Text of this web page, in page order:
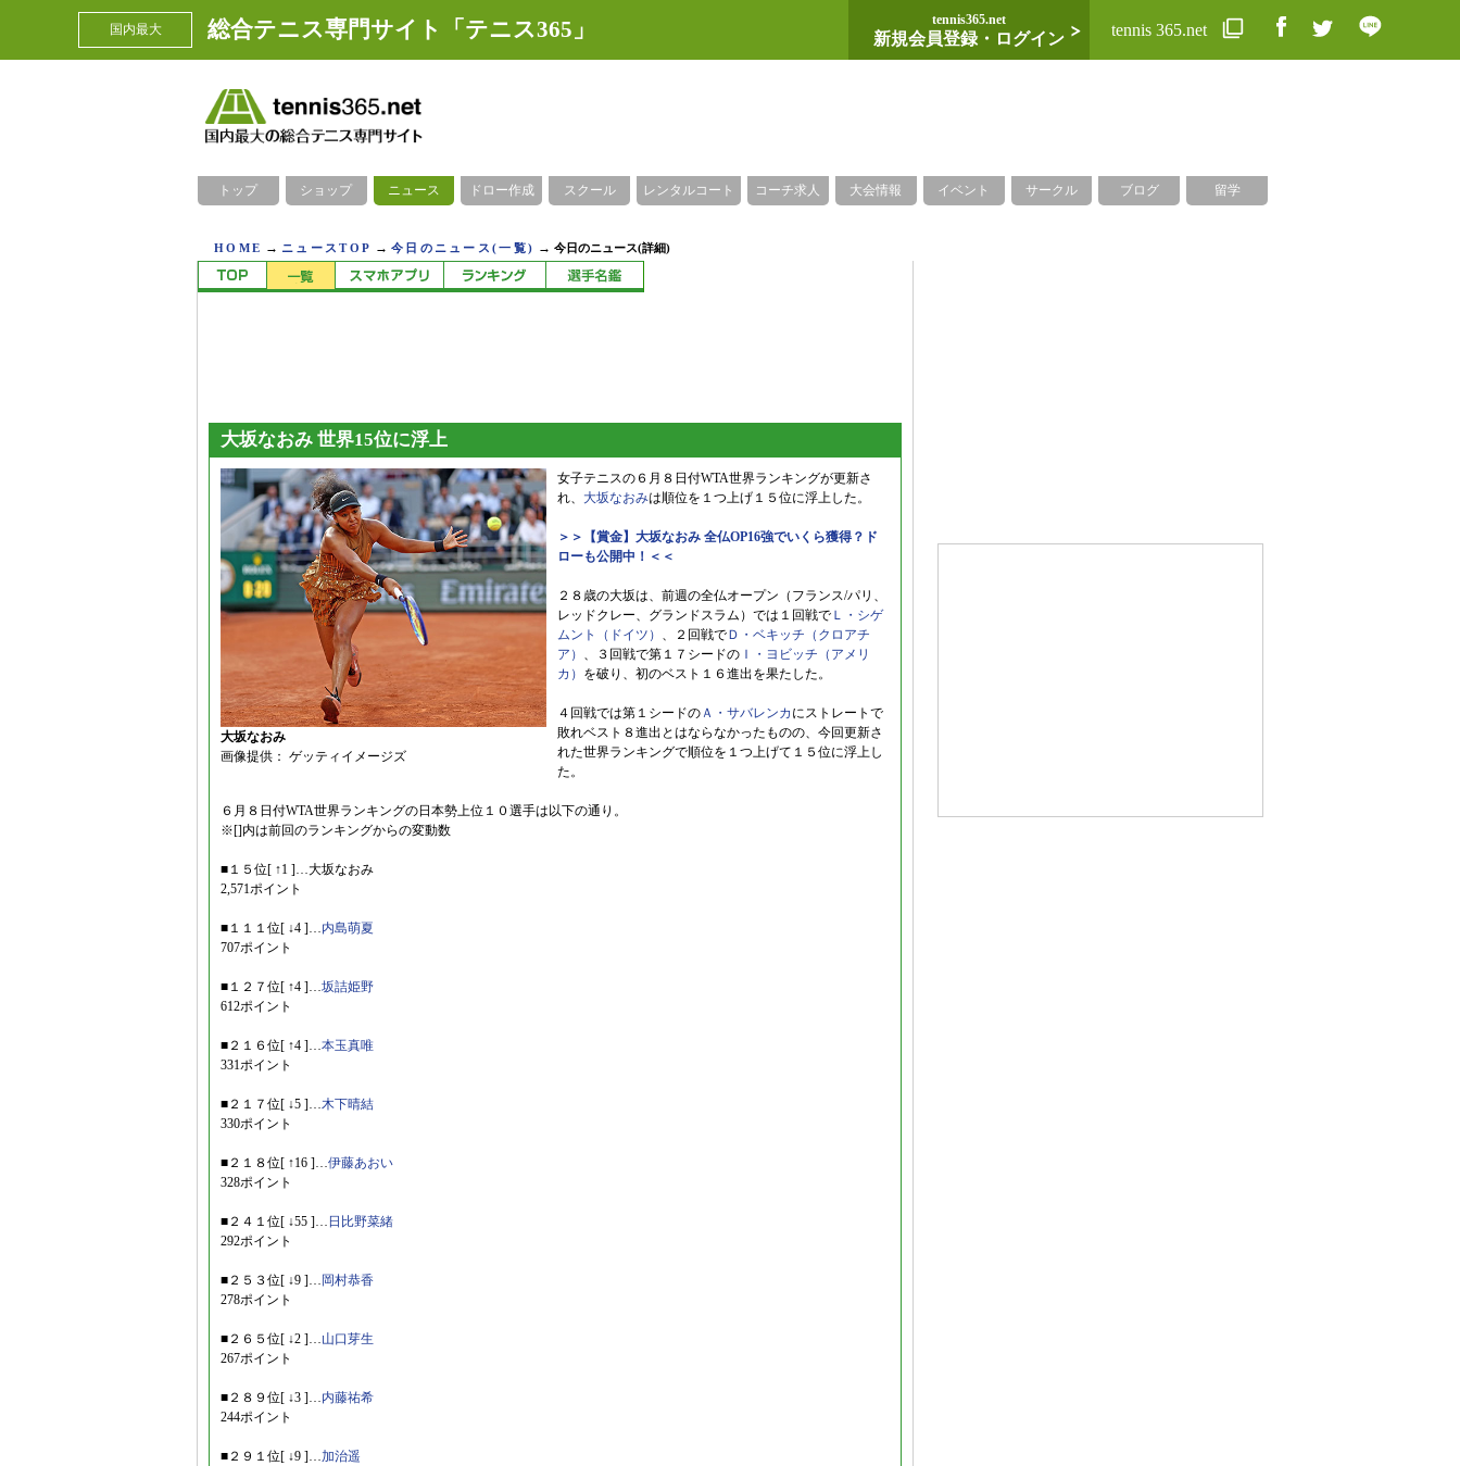
国内最大 総合テニス専門サイト「テニス365」 tennis365.net
新規会員登録・ログイン tennis 365.net
トップ ショップ ニュース ドロー作成 スクール レンタルコート コーチ求人 大会情報 イベント サークル ブログ 留学
HOME → ニュースTOP →今日のニュース(一覧) →今日のニュース(詳細)
大坂なおみ 世界15位に浮上
大坂なおみ
画像提供： ゲッティイメージズ
女子テニスの６月８日付WTA世界ランキングが更新さ
れ、 大坂なおみは順位を１つ上げ１５位に浮上した。
＞＞【賞金】大坂なおみ 全仏OP16強でいくら獲得？ド
ローも公開中！＜＜
２８歳の大坂は、前週の全仏オープン（フランス/パリ、
レッドクレー、グランドスラム）では１回戦で Ｌ・シゲ
ムント（ドイツ） 、２回戦でＤ・ベキッチ（クロアチ
ア） 、３回戦で第１７シードの Ｉ・ヨビッチ（アメリ
カ） を破り、初のベスト１６進出を果たした。
４回戦では第１シードのＡ・サバレンカ にストレートで
敗れベスト８進出とはならなかったものの、今回更新さ
れた世界ランキングで順位を１つ上げて１５位に浮上し
た。
６月８日付WTA世界ランキングの日本勢上位１０選手は以下の通り。
※[]内は前回のランキングからの変動数
■１５位[ ↑1 ]…大坂なおみ
2,571ポイント
■１１１位[ ↓4 ]…内島萌夏
707ポイント
■１２７位[ ↑4 ]…坂詰姫野
612ポイント
■２１６位[ ↑4 ]…本玉真唯
331ポイント
■２１７位[ ↓5 ]…木下晴結
330ポイント
■２１８位[ ↑16 ]…伊藤あおい
328ポイント
■２４１位[ ↓55 ]… 日比野菜緒
292ポイント
■２５３位[ ↓9 ]… 岡村恭香
278ポイント
■２６５位[ ↓2 ]…山口芽生
267ポイント
■２８９位[ ↓3 ]…内藤祐希
244ポイント
■２９１位[ ↓9 ]…加治遥